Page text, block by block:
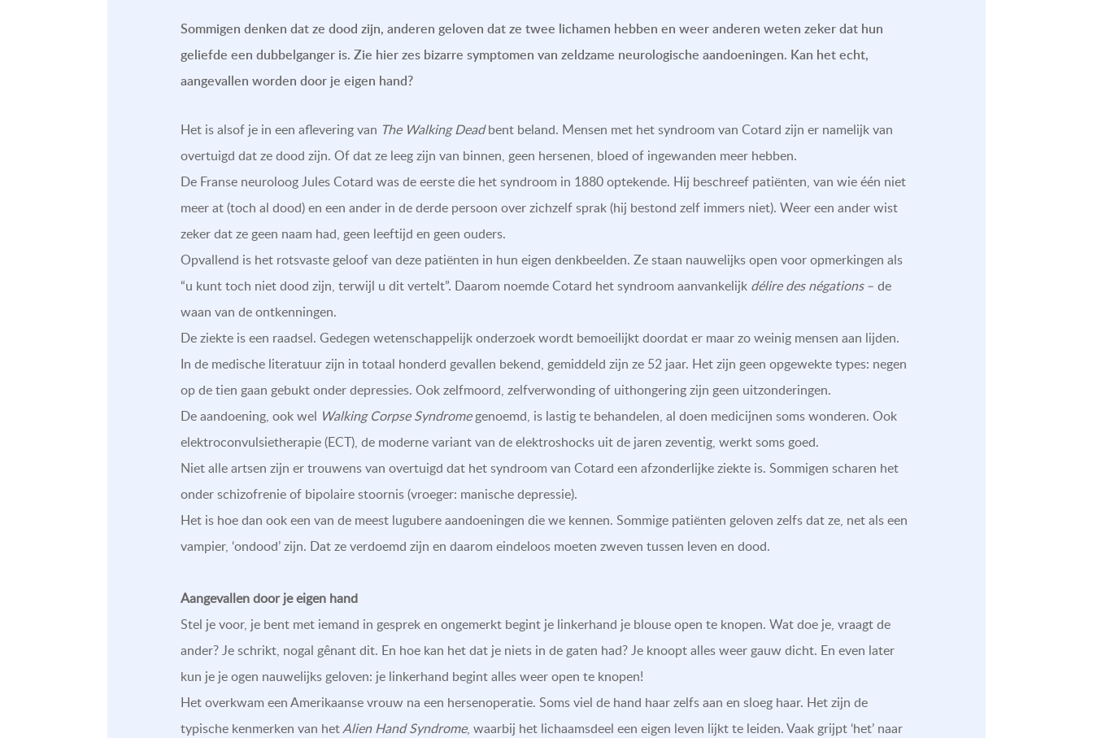
Sommigen denken dat ze dood zijn, anderen geloven dat ze twee lichamen hebben en weer anderen weten zeker dat hun
geliefde een dubbelganger is. Zie hier zes bizarre symptomen van zeldzame neurologische aandoeningen. Kan het echt,
aangevallen worden door je eigen hand?
Het is alsof je in een aflevering van The Walking Deadbent beland. Mensen met het syndroom van Cotard zijn er namelijk van
overtuigd dat ze dood zijn. Of dat ze leeg zijn van binnen, geen hersenen, bloed of ingewanden meer hebben.
De Franse neuroloog Jules Cotard was de eerste die het syndroom in 1880 optekende. Hij beschreef patiënten, van wie één niet
meer at (toch al dood) en een ander in de derde persoon over zichzelf sprak (hij bestond zelf immers niet). Weer een ander wist
zeker dat ze geen naam had, geen leeftijd en geen ouders.
Opvallend is het rotsvaste geloof van deze patiënten in hun eigen denkbeelden. Ze staan nauwelijks open voor opmerkingen als
“u kunt toch niet dood zijn, terwijl u dit vertelt”. Daarom noemde Cotard het syndroom aanvankelijk délire des négations– de
waan van de ontkenningen.
De ziekte is een raadsel. Gedegen wetenschappelijk onderzoek wordt bemoeilijkt doordat er maar zo weinig mensen aan lijden.
In de medische literatuur zijn in totaal honderd gevallen bekend, gemiddeld zijn ze 52 jaar. Het zijn geen opgewekte types: negen
op de tien gaan gebukt onder depressies. Ook zelfmoord, zelfverwonding of uithongering zijn geen uitzonderingen.
De aandoening, ook wel Walking Corpse Syndromegenoemd, is lastig te behandelen, al doen medicijnen soms wonderen. Ook
elektroconvulsietherapie (ECT), de moderne variant van de elektroshocks uit de jaren zeventig, werkt soms goed.
Niet alle artsen zijn er trouwens van overtuigd dat het syndroom van Cotard een afzonderlijke ziekte is. Sommigen scharen het
onder schizofrenie of bipolaire stoornis (vroeger: manische depressie).
Het is hoe dan ook een van de meest lugubere aandoeningen die we kennen. Sommige patiënten geloven zelfs dat ze, net als een
vampier, ‘ondood’ zijn. Dat ze verdoemd zijn en daarom eindeloos moeten zweven tussen leven en dood.
Aangevallen door je eigen hand
Stel je voor, je bent met iemand in gesprek en ongemerkt begint je linkerhand je blouse open te knopen. Wat doe je, vraagt de
ander? Je schrikt, nogal gênant dit. En hoe kan het dat je niets in de gaten had? Je knoopt alles weer gauw dicht. En even later
kun je je ogen nauwelijks geloven: je linkerhand begint alles weer open te knopen!
Het overkwam een Amerikaanse vrouw na een hersenoperatie. Soms viel de hand haar zelfs aan en sloeg haar. Het zijn de
typische kenmerken van hetAlien Hand Syndrome, waarbij het lichaamsdeel een eigen leven lijkt te leiden. Vaak grijpt ‘het’ naar